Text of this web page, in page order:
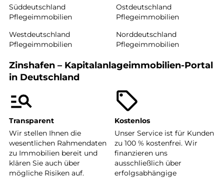
Süddeutschland
Pflegeimmobilien
Ostdeutschland
Pflegeimmobilien
Westdeutschland
Pflegeimmobilien
Norddeutschland
Pflegeimmobilien
Zinshafen – Kapitalanlageimmobilien-Portal
in Deutschland
Transparent
Wir stellen Ihnen die
wesentlichen Rahmendaten
zu Immobilien bereit und
klären Sie auch über
mögliche Risiken auf.
Kostenlos
Unser Service ist für Kunden
zu 100 % kostenfrei. Wir
finanzieren uns
ausschließlich über
erfolgsabhängige